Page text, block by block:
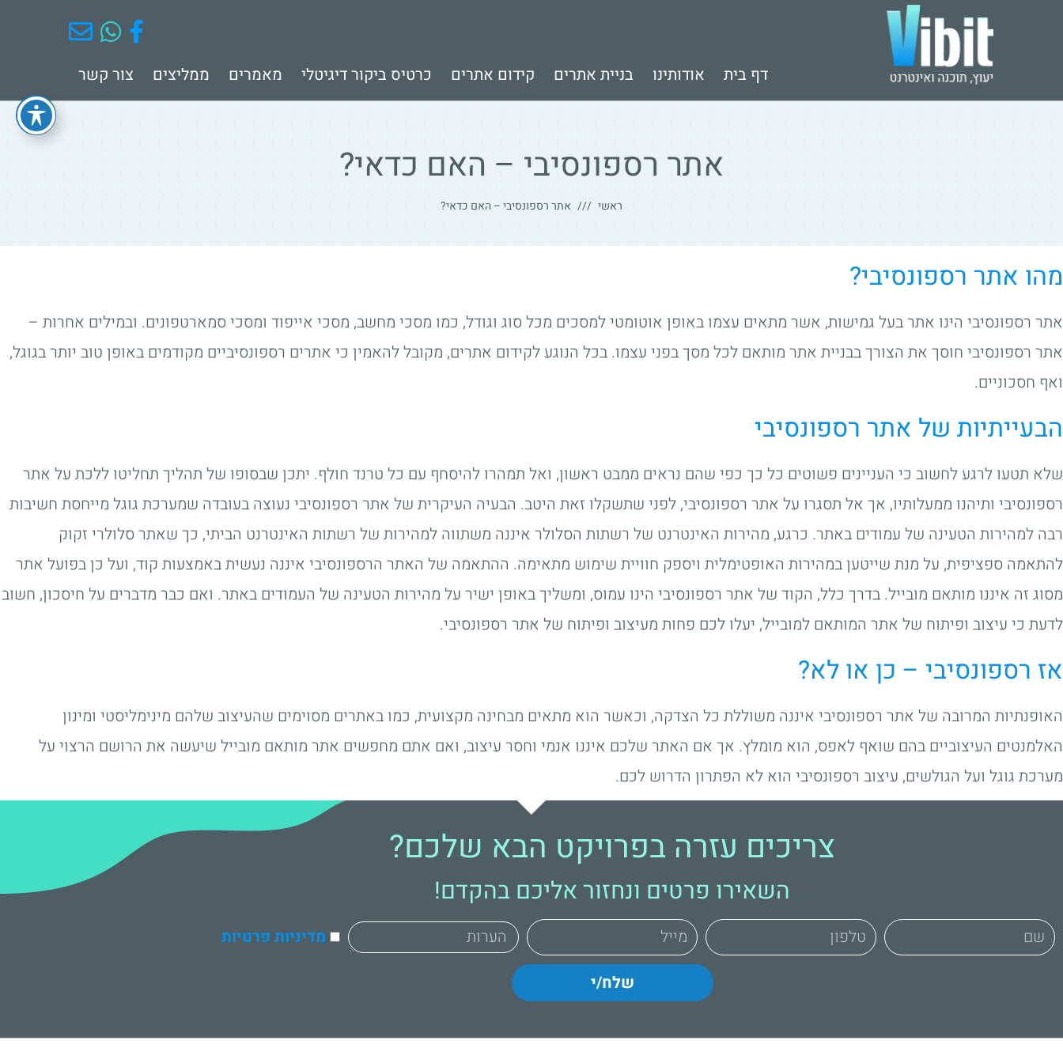
דף בית אודותינו בניית אתרים קידום אתרים כרטיס ביקור דיגיטלי מאמרים ממליצים צור קשר
אתר רספונסיבי – האם כדאי?
ראשי אתר רספונסיבי – האם כדאי?
מהו אתר רספונסיבי?
אתר רספונסיבי הינו אתר בעל גמישות, אשר מתאים עצמו באופן אוטומטי למסכים מכל סוג וגודל, כמו מסכי מחשב, מסכי אייפוד ומסכי סמארטפונים. ובמילים אחרות –
אתר רספונסיבי חוסך את הצורך בבניית אתר מותאם לכל מסך בפני עצמו. בכל הנוגע לקידום אתרים, מקובל להאמין כי אתרים רספונסיביים מקודמים באופן טוב יותר בגוגל,
ואף חסכוניים.
הבעייתיות של אתר רספונסיבי
שלא תטעו לרגע לחשוב כי העניינים פשוטים כל כך כפי שהם נראים ממבט ראשון, ואל תמהרו להיסחף עם כל טרנד חולף. יתכן שבסופו של תהליך תחליטו ללכת על אתר
רספונסיבי ותיהנו ממעלותיו, אך אל תסגרו על אתר רספונסיבי, לפני שתשקלו זאת היטב. הבעיה העיקרית של אתר רספונסיבי נעוצה בעובדה שמערכת גוגל מייחסת חשיבות
רבה למהירות הטעינה של עמודים באתר. כרגע, מהירות האינטרנט של רשתות הסלולר איננה משתווה למהירות של רשתות האינטרנט הביתי, כך שאתר סלולרי זקוק
להתאמה ספציפית, על מנת שייטען במהירות האופטימלית ויספק חוויית שימוש מתאימה. ההתאמה של האתר הרספונסיבי איננה נעשית באמצעות קוד, ועל כן בפועל אתר
מסוג זה איננו מותאם מובייל. בדרך כלל, הקוד של אתר רספונסיבי הינו עמוס, ומשליך באופן ישיר על מהירות הטעינה של העמודים באתר. ואם כבר מדברים על חיסכון, חשוב
לדעת כי עיצוב ופיתוח של אתר המותאם למובייל, יעלו לכם פחות מעיצוב ופיתוח של אתר רספונסיבי.
אז רספונסיבי – כן או לא?
האופנתיות המרובה של אתר רספונסיבי איננה משוללת כל הצדקה, וכאשר הוא מתאים מבחינה מקצועית, כמו באתרים מסוימים שהעיצוב שלהם מינימליסטי ומינון
האלמנטים העיצוביים בהם שואף לאפס, הוא מומלץ. אך אם האתר שלכם איננו אנמי וחסר עיצוב, ואם אתם מחפשים אתר מותאם מובייל שיעשה את הרושם הרצוי על
מערכת גוגל ועל הגולשים, עיצוב רספונסיבי הוא לא הפתרון הדרוש לכם.
צריכים עזרה בפרויקט הבא שלכם?
השאירו פרטים ונחזור אליכם בהקדם!
מדיניות פרטיות
שלח/י